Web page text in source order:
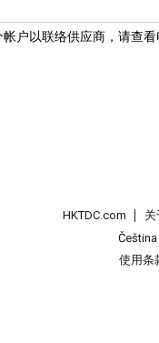
户以联络供应商，请查看
HKTDC.com 关
Čeština
使用条